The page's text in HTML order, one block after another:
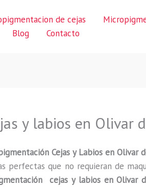
de cejas
Blog Contacto
y labios en Olivar
Cejas y Labios en Olivar
perfectas que no requieran de
cejas y labios en Olivar